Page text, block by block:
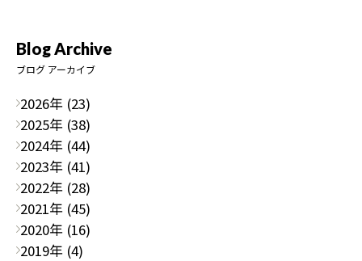
Blog Archive
ブログ アーカイブ
2026年 (23)
2025年 (38)
2024年 (44)
2023年 (41)
2022年 (28)
2021年 (45)
2020年 (16)
2019年 (4)